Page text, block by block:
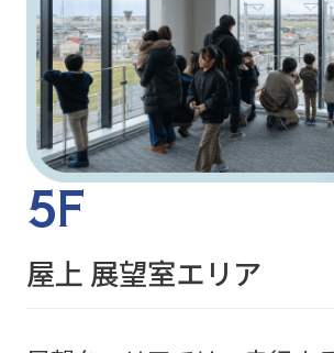
5F
屋上 展望室エリア